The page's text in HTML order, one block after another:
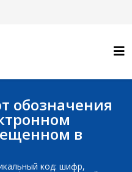
обозначения
в
код: шифр,